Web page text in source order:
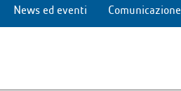
News ed eventi Comunicazione